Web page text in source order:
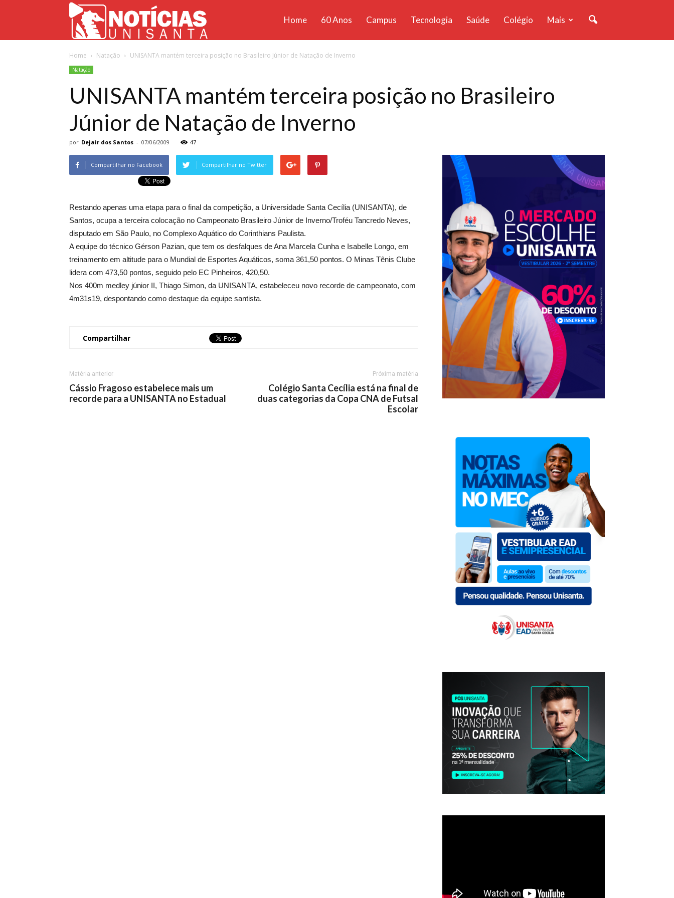
Unisanta
Home 60 Anos Campus Tecnologia Saúde Colégio Mais
Home Natação UNISANTA mantém terceira posição no Brasileiro Júnior de Natação de Inverno
Natação
UNISANTA mantém terceira posição no Brasileiro
Júnior de Natação de Inverno
por Dejair dos Santos - 07/06/2009 47
Compartilhar no Facebook Compartilhar no Twitter
Restando apenas uma etapa para o final da competição, a Universidade Santa Cecília (UNISANTA), de
Santos, ocupa a terceira colocação no Campeonato Brasileiro Júnior de Inverno/Troféu Tancredo Neves,
disputado em São Paulo, no Complexo Aquático do Corinthians Paulista.
A equipe do técnico Gérson Pazian, que tem os desfalques de Ana Marcela Cunha e Isabelle Longo, em
treinamento em altitude para o Mundial de Esportes Aquáticos, soma 361,50 pontos. O Minas Tênis Clube
lidera com 473,50 pontos, seguido pelo EC Pinheiros, 420,50.
Nos 400m medley júnior II, Thiago Simon, da UNISANTA, estabeleceu novo recorde de campeonato, com
4m31s19, despontando como destaque da equipe santista.
Compartilhar
Matéria anterior
Cássio Fragoso estabelece mais um
recorde para a UNISANTA no Estadual
Próxima matéria
Colégio Santa Cecília está na final de
duas categorias da Copa CNA de Futsal
Escolar